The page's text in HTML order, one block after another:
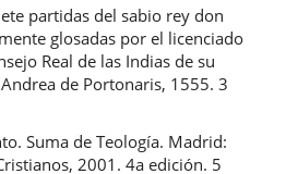
partidas del sabio rey don
glosadas por el licenciado
Real de las Indias de su
de Portonaris, 1555. 3
Suma de Teología. Madrid:
2001. 4a edición. 5